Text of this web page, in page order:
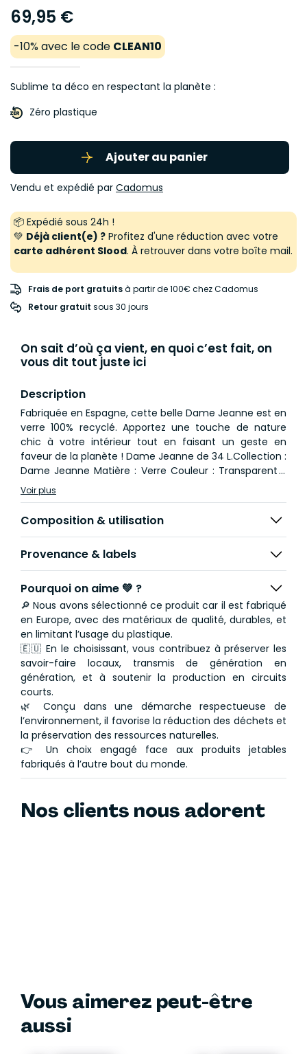
69,95 €
-10% avec le code CLEAN10
Sublime ta déco en respectant la planète :
Zéro plastique
Ajouter au panier
Vendu et expédié par Cadomus
📦 Expédié sous 24h !
💚 Déjà client(e) ? Profitez d'une réduction avec votre
carte adhérent Slood. À retrouver dans votre boîte mail.
Frais de port gratuitsà partir de 100€ chez Cadomus
Retour gratuit sous 30 jours
On sait d’où ça vient, en quoi c’est fait, on
vous dit tout juste ici
Description
Fabriquée en Espagne, cette belle Dame Jeanne est en
verre 100% recyclé. Apportez une touche de nature
chic à votre intérieur tout en faisant un geste en
faveur de la planète ! Dame Jeanne de 34 L.Collection :
Dame Jeanne Matière : Verre Couleur : Transparent /
Cristal Longueur : 37.00 cm Largeur : 37.00 cm Hauteur
: 56.00 cm Diamètre : 35.00 cmCapacité : 3400.00 cl
Fabriqué en Espagne
Voir plus
Composition & utilisation
Provenance & labels
Pourquoi on aime 💚 ?
🔎 Nous avons sélectionné ce produit car il est fabriqué
en Europe, avec des matériaux de qualité, durables, et
en limitant l’usage du plastique.
🇪🇺 En le choisissant, vous contribuez à préserver les
savoir-faire locaux, transmis de génération en
génération, et à soutenir la production en circuits
courts.
🌿 Conçu dans une démarche respectueuse de
l’environnement, il favorise la réduction des déchets et
la préservation des ressources naturelles.
👉 Un choix engagé face aux produits jetables
fabriqués à l’autre bout du monde.
Nos clients nous adorent
Vous aimerez peut-être
aussi